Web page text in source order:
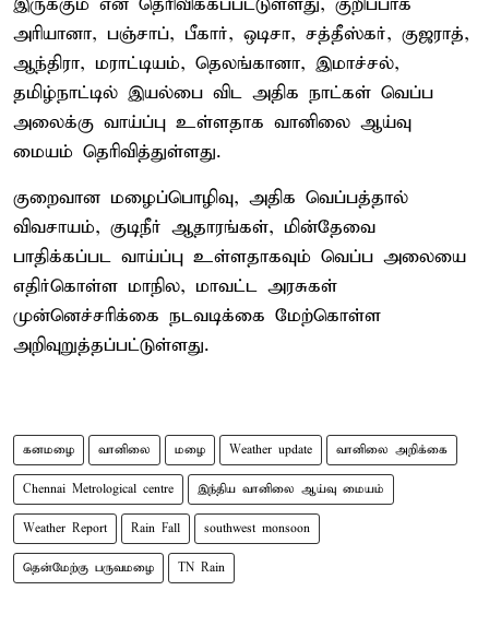
அரியானா, பஞ்சாப், பீகார், ஒடிசா, சத்தீஸ்கர், குஜராத்,
ஆந்திரா, மராட்டியம், தெலங்கானா, இமாச்சல்,
தமிழ்நாட்டில் இயல்பை விட அதிக நாட்கள் வெப்ப
அலைக்கு வாய்ப்பு உள்ளதாக வானிலை ஆய்வு
மையம் தெரிவித்துள்ளது.
குறைவான மழைப்பொழிவு, அதிக வெப்பத்தால்
விவசாயம், குடிநீர் ஆதாரங்கள், மின்தேவை
பாதிக்கப்பட வாய்ப்பு உள்ளதாகவும் வெப்ப அலையை
எதிர்கொள்ள மாநில, மாவட்ட அரசுகள்
முன்னெச்சரிக்கை நடவடிக்கை மேற்கொள்ள
அறிவுறுத்தப்பட்டுள்ளது.
கனமழை வானிலை மழை Weather update வானிலை அறிக்கை
Chennai Metrological centre இந்திய வானிலை ஆய்வு மையம்
Weather Report Rain Fall southwest monsoon
தென்மேற்கு பருவமழை TN Rain